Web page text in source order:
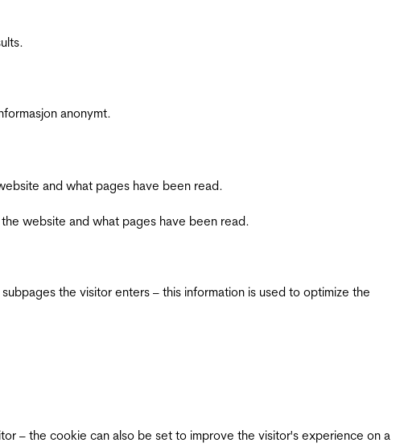
anonymt.
and what pages have been read.
website and what pages have been read.
the visitor enters – this information is used to optimize the
– the cookie can also be set to improve the visitor's experience on a